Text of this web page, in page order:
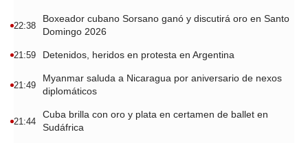
22:38
Boxeador cubano Sorsano ganó y discutirá oro en Santo
Domingo 2026
21:59 Detenidos, heridos en protesta en Argentina
21:49
Myanmar saluda a Nicaragua por aniversario de nexos
diplomáticos
21:44
Cuba brilla con oro y plata en certamen de ballet en
Sudáfrica